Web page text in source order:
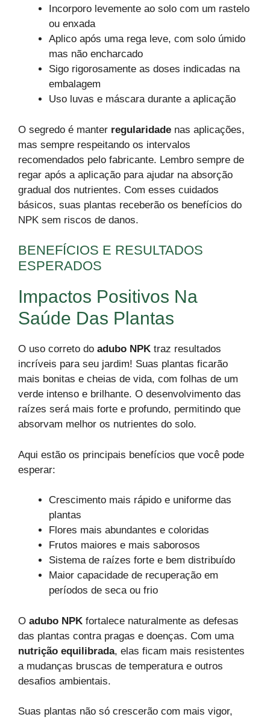
Incorporo levemente ao solo com um rastelo
ou enxada
Aplico após uma rega leve, com solo úmido
mas não encharcado
Sigo rigorosamente as doses indicadas na
embalagem
Uso luvas e máscara durante a aplicação
O segredo é manter regularidade nas aplicações,
mas sempre respeitando os intervalos
recomendados pelo fabricante. Lembro sempre de
regar após a aplicação para ajudar na absorção
gradual dos nutrientes. Com esses cuidados
básicos, suas plantas receberão os benefícios do
NPK sem riscos de danos.
BENEFÍCIOS E RESULTADOS
ESPERADOS
Impactos Positivos Na
Saúde Das Plantas
O uso correto do adubo NPK traz resultados
incríveis para seu jardim! Suas plantas ficarão
mais bonitas e cheias de vida, com folhas de um
verde intenso e brilhante. O desenvolvimento das
raízes será mais forte e profundo, permitindo que
absorvam melhor os nutrientes do solo.
Aqui estão os principais benefícios que você pode
esperar:
Crescimento mais rápido e uniforme das
plantas
Flores mais abundantes e coloridas
Frutos maiores e mais saborosos
Sistema de raízes forte e bem distribuído
Maior capacidade de recuperação em
períodos de seca ou frio
O adubo NPK fortalece naturalmente as defesas
das plantas contra pragas e doenças. Com uma
nutrição equilibrada, elas ficam mais resistentes
a mudanças bruscas de temperatura e outros
desafios ambientais.
Suas plantas não só crescerão com mais vigor,